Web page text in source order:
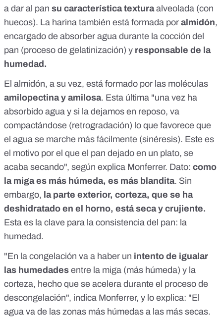
a dar al pan su característica texturaalveolada (con
huecos). La harina también está formada por almidón,
encargado de absorber agua durante la cocción del
pan (proceso de gelatinización) y responsable de la
humedad.
El almidón, a su vez, está formado por las moléculas
amilopectina y amilosa. Esta última "una vez ha
absorbido agua y si la dejamos en reposo, va
compactándose (retrogradación) lo que favorece que
el agua se marche más fácilmente (sinéresis). Este es
el motivo por el que el pan dejado en un plato, se
acaba secando", según explica Monferrer. Dato: como
la miga es más húmeda, es más blandita. Sin
embargo, la parte exterior, corteza, que se ha
deshidratado en el horno, está seca y crujiente.
Esta es la clave para la consistencia del pan: la
humedad.
"En la congelación va a haber un intento de igualar
las humedades entre la miga (más húmeda) y la
corteza, hecho que se acelera durante el proceso de
descongelación", indica Monferrer, y lo explica: "El
agua va de las zonas más húmedas a las más secas.